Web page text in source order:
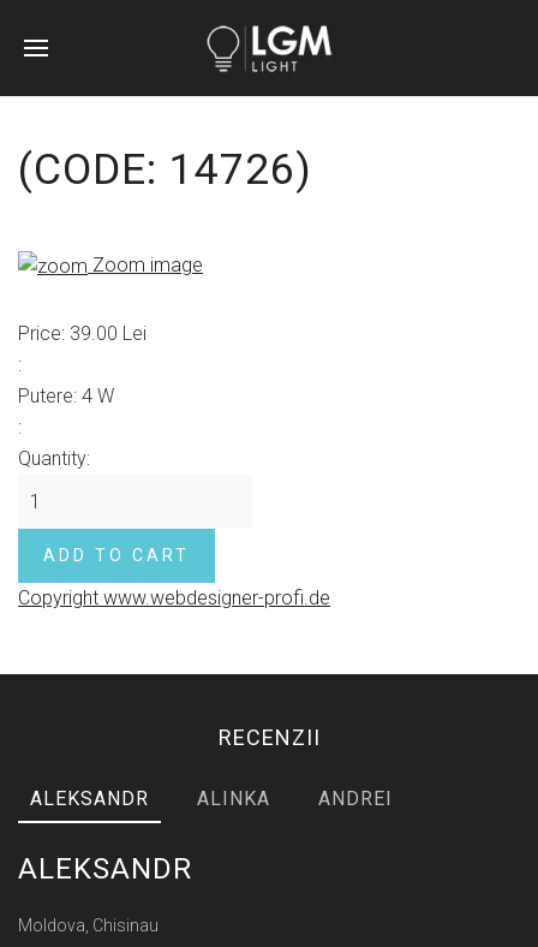
(CODE: 14726)
Zoom image
Price: 39.00 Lei
:
Putere: 4 W
:
Quantity:
Copyright www.webdesigner-profi.de
RECENZII
ALEKSANDR ALINKA ANDREI
ALEKSANDR
Moldova, Chisinau